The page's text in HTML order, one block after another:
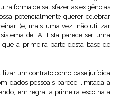
forma de satisfazer as exigências
potencialmente querer celebrar
(e, mais uma vez, não utilizar
de IA. Esta parece ser uma
a primeira parte desta base de
um contrato como base jurídica
dados pessoais parece limitada a
em regra, a primeira escolha a